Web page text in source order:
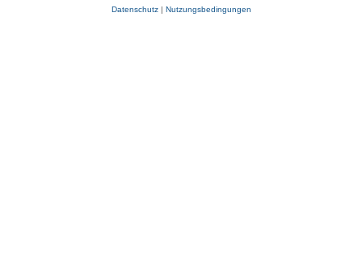
Datenschutz| Nutzungsbedingungen